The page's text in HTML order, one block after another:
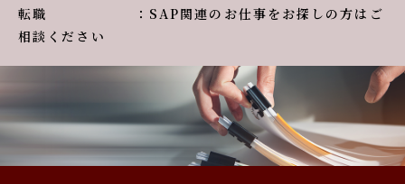
転職 ：SAP関連のお仕事をお探しの方はご
相談ください